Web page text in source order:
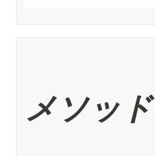
メソッ